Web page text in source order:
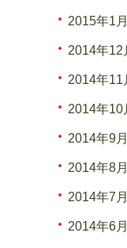
2015年1
2014年12
2014年11
2014年10
2014年9
2014年8
2014年7
2014年6